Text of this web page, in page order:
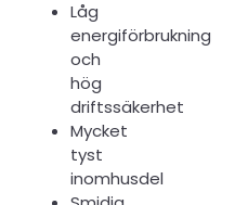
Låg
energiförbrukning
och
hög
driftssäkerhet
Mycket
tyst
inomhusdel